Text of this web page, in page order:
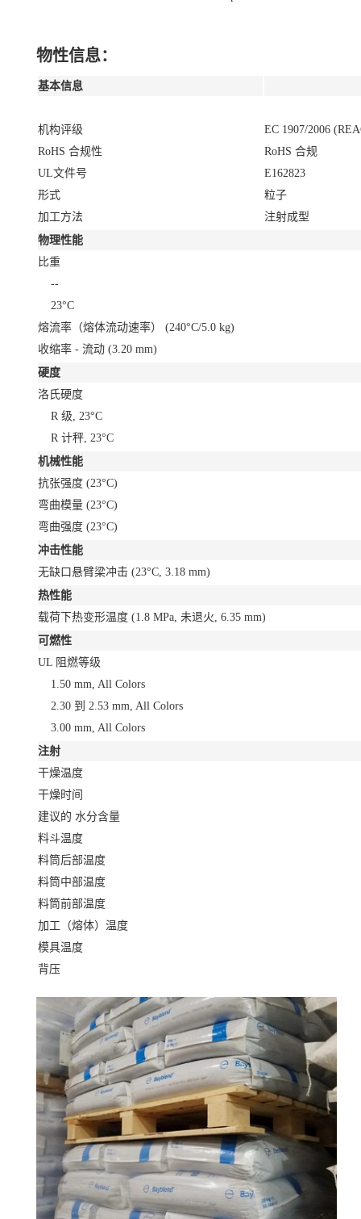
物性信息：
基本信息
机构评级
EC 1907/2006
RoHS 合规性
RoHS 合规
UL文件号
E162823
形式
粒子
加工方法
注射成型
物理性能
比重
--
23°C
熔流率（熔体流动速率） (240°C/5.0 kg)
收缩率 - 流动 (3.20 mm)
硬度
洛氏硬度
R 级, 23°C
R 计秤, 23°C
机械性能
抗张强度 (23°C)
弯曲模量 (23°C)
弯曲强度 (23°C)
冲击性能
无缺口悬臂梁冲击 (23°C, 3.18 mm)
热性能
载荷下热变形温度 (1.8 MPa, 未退火, 6.35 mm)
可燃性
UL 阻燃等级
1.50 mm, All Colors
2.30 到 2.53 mm, All Colors
3.00 mm, All Colors
注射
干燥温度
干燥时间
建议的 水分含量
料斗温度
料筒后部温度
料筒中部温度
料筒前部温度
加工（熔体）温度
模具温度
背压